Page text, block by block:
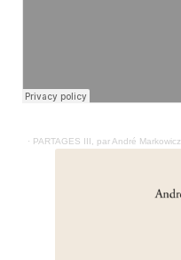
· PARTAGES III, par André Markowicz